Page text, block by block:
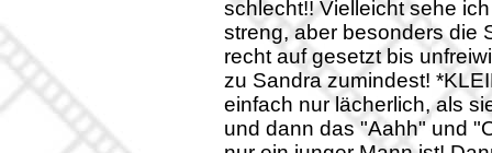
schlecht!! Vielleicht sehe
streng, aber besonders die
recht auf gesetzt bis
zu Sandra zumindest!
einfach nur lächerlich, als
und dann das "Aahh" und